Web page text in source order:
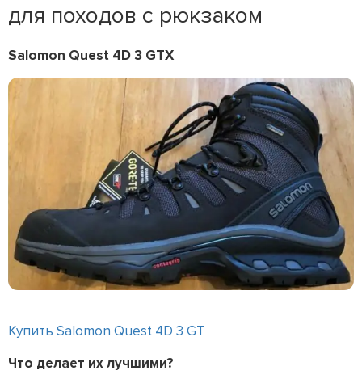
для походов с рюкзаком
Salomon Quest 4D 3 GTX
Купить Salomon Quest 4D 3 GT
Что делает их лучшими?